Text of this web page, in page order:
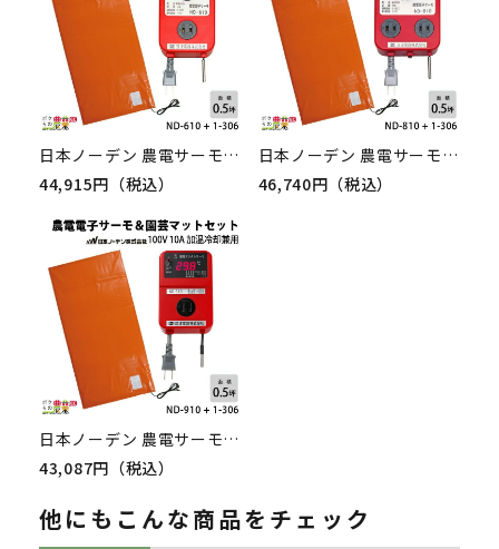
日本ノーデン 農電サーモ 農電園芸マット1枚セット ND-610 + 1-306
44,915円（税込）
日本ノーデン 農電サーモ 農電園芸マット1枚セット ND-810 + 1-306
46,740円（税込）
日本ノーデン 農電サーモ 農電園芸マット1枚セット ND-910 + 1-306
43,087円（税込）
他にもこんな商品をチェック